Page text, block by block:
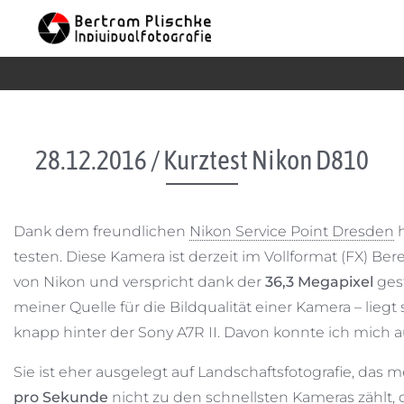
Skip to content
28.12.2016 / Kurztest Nikon D810
Dank dem freundlichen Nikon Service Point Dresden
testen. Diese Kamera ist derzeit im Vollformat (FX)
von Nikon und verspricht dank der 36,3 Megapixel
meiner Quelle für die Bildqualität einer Kamera – liegt
knapp hinter der Sony A7R II. Davon konnte ich mich
Sie ist eher ausgelegt auf Landschaftsfotografie, das
pro Sekunde nicht zu den schnellsten Kameras